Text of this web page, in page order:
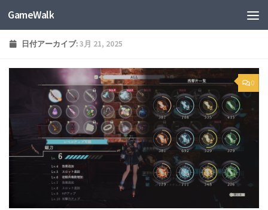
GameWalk
日付アーカイブ:3月 21, 2025
0